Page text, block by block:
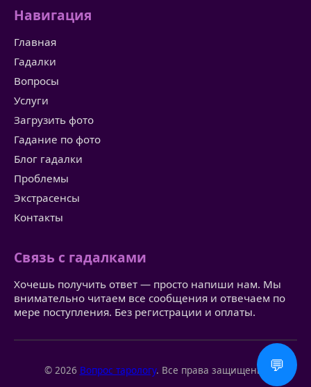
Навигация
Главная
Гадалки
Вопросы
Услуги
Загрузить фото
Гадание по фото
Блог гадалки
Проблемы
Экстрасенсы
Контакты
Связь с гадалками
Хочешь получить ответ — просто напиши нам. Мы
внимательно читаем все сообщения и отвечаем по
мере поступления. Без регистрации и оплаты.
© 2026 Вопрос тарологу. Все права защищены. 💬